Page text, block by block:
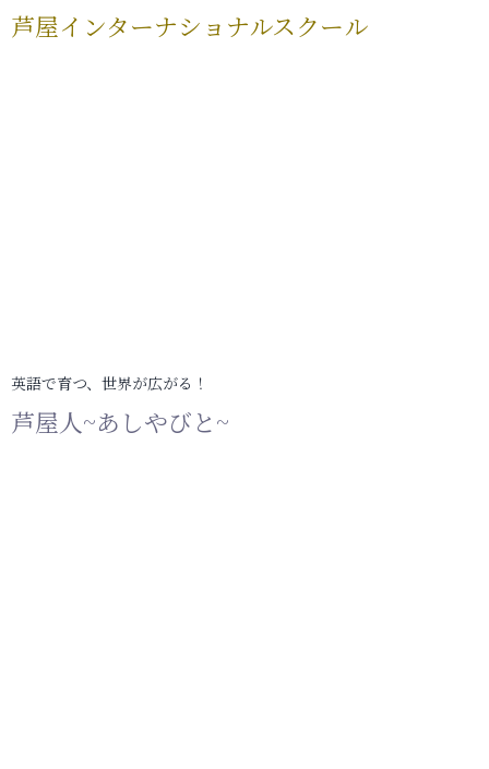
芦屋インターナショナルスクール
英語で育つ、世界が広がる！
芦屋人~あしやびと~